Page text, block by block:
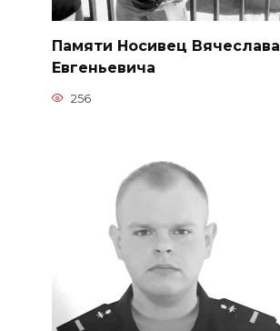
Памяти Носивец Вячеслава
Евгеньевича
256